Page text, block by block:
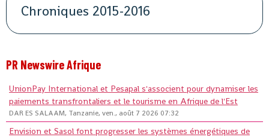
Chroniques 2015-2016
PR Newswire Afrique
UnionPay International et Pesapal s'associent pour dynamiser les
paiements transfrontaliers et le tourisme en Afrique de l'Est
DAR ES SALAAM, Tanzanie, ven., août 7 2026 07:32
Envision et Sasol font progresser les systèmes énergétiques de